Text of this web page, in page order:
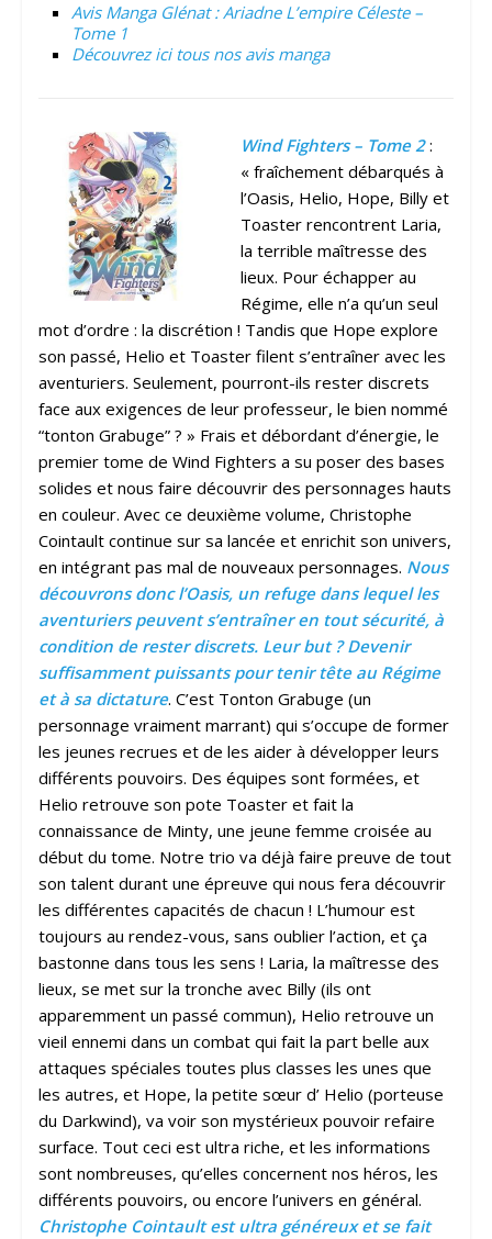
Avis Manga Glénat : Ariadne L’empire Céleste –
Tome 1
Découvrez ici tous nos avis manga
Wind Fighters – Tome 2:
« fraîchement débarqués à
l’Oasis, Helio, Hope, Billy et
Toaster rencontrent Laria,
la terrible maîtresse des
lieux. Pour échapper au
Régime, elle n’a qu’un seul
mot d’ordre : la discrétion ! Tandis que Hope explore
son passé, Helio et Toaster filent s’entraîner avec les
aventuriers. Seulement, pourront-ils rester discrets
face aux exigences de leur professeur, le bien nommé
“tonton Grabuge” ? » Frais et débordant d’énergie, le
premier tome de Wind Fighters a su poser des bases
solides et nous faire découvrir des personnages hauts
en couleur. Avec ce deuxième volume, Christophe
Cointault continue sur sa lancée et enrichit son univers,
en intégrant pas mal de nouveaux personnages. Nous
découvrons donc l’Oasis, un refuge dans lequel les
aventuriers peuvent s’entraîner en tout sécurité, à
condition de rester discrets. Leur but ? Devenir
suffisamment puissants pour tenir tête au Régime
et à sa dictature. C’est Tonton Grabuge (un
personnage vraiment marrant) qui s’occupe de former
les jeunes recrues et de les aider à développer leurs
différents pouvoirs. Des équipes sont formées, et
Helio retrouve son pote Toaster et fait la
connaissance de Minty, une jeune femme croisée au
début du tome. Notre trio va déjà faire preuve de tout
son talent durant une épreuve qui nous fera découvrir
les différentes capacités de chacun ! L’humour est
toujours au rendez-vous, sans oublier l’action, et ça
bastonne dans tous les sens ! Laria, la maîtresse des
lieux, se met sur la tronche avec Billy (ils ont
apparemment un passé commun), Helio retrouve un
vieil ennemi dans un combat qui fait la part belle aux
attaques spéciales toutes plus classes les unes que
les autres, et Hope, la petite sœur d’ Helio (porteuse
du Darkwind), va voir son mystérieux pouvoir refaire
surface. Tout ceci est ultra riche, et les informations
sont nombreuses, qu’elles concernent nos héros, les
différents pouvoirs, ou encore l’univers en général.
Christophe Cointault est ultra généreux et se fait